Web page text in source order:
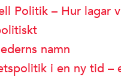
Politik – Hur lagar
namn
i en ny tid –